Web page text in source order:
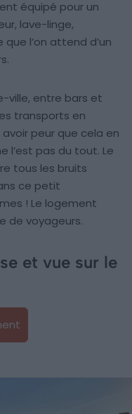
équipé pour un
lave-linge,
l’on attend d’un
ville, entre bars et
transports en
peur que cela en
l’est pas du tout. Le
tous les bruits
ce petit
! Le logement
de voyageurs.
et vue sur le